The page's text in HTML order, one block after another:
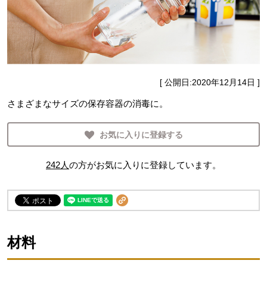
[ 公開日:2020年12月14日 ]
さまざまなサイズの保存容器の消毒に。
お気に入りに登録する
242人の方がお気に入りに登録しています。
材料